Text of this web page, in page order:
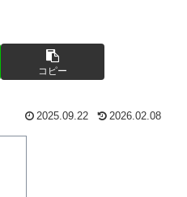
コピー
2025.09.22 2026.02.08